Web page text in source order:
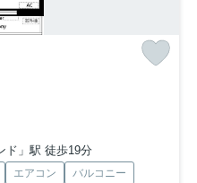
ド」駅 徒歩19分
エアコン
バルコニー